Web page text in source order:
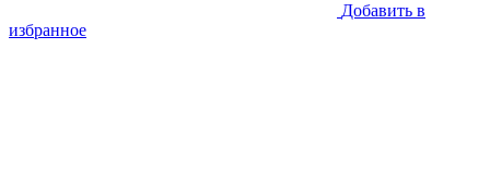
Добавить в
избранное